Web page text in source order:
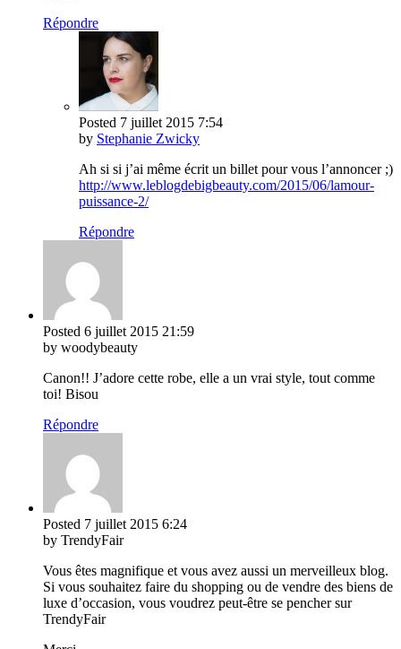
Répondre
Posted 7 juillet 2015 7:54
by Stephanie Zwicky
Ah si si j’ai même écrit un billet pour vous l’annoncer ;)
http://www.leblogdebigbeauty.com/2015/06/lamour-
puissance-2/
Répondre
Posted 6 juillet 2015 21:59
by woodybeauty
Canon!! J’adore cette robe, elle a un vrai style, tout comme
toi! Bisou
Répondre
Posted 7 juillet 2015 6:24
by TrendyFair
Vous êtes magnifique et vous avez aussi un merveilleux blog.
Si vous souhaitez faire du shopping ou de vendre des biens de
luxe d’occasion, vous voudrez peut-être se pencher sur
TrendyFair